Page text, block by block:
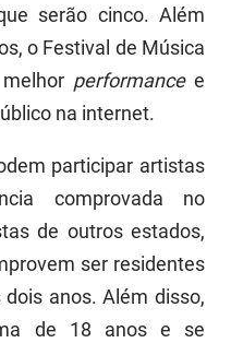
serão cinco. Além
o Festival de Música
performancee
na internet.
participar artistas
comprovada no
de outros estados,
ser residentes
anos. Além disso,
de 18 anos e se